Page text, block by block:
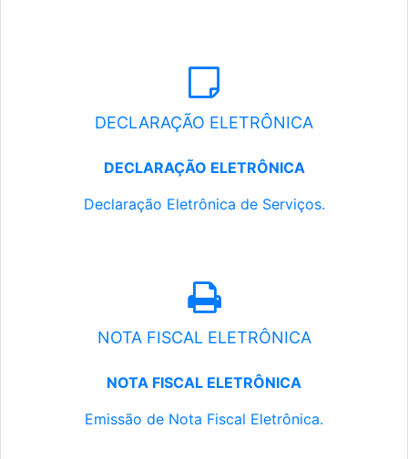
DECLARAÇÃO ELETRÔNICA
DECLARAÇÃO ELETRÔNICA
Declaração Eletrônica de Serviços.
NOTA FISCAL ELETRÔNICA
NOTA FISCAL ELETRÔNICA
Emissão de Nota Fiscal Eletrônica.